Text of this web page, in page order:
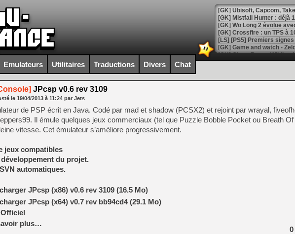
[GK] Mistfall Hunter : déjà
[GK] Wo Long 2 évolue
[GK] Crossfire : un TPS à
[LS] [PS5] Premiers
[Mo5] DOOM arrive en
[GK] Bethesda fête les 30
[GK] Roblox : l'action en
[GK] Agenda - GeForce
[LS] [PS5] ps5-y2jb-
[GK] Pourquoi Marvel
[GK] Test : Restory : Chill
[GK] GTA 6 : Rockstar
[GK] Hot Wheels Infinite
[GK] Mémoire cash -
[GK] Résultats Nintendo :
[GK] Déjà des
Emulateurs Utilitaires Traductions Divers Chat
JPcsp v0.6 rev 3109
le 19/04/2013 à 11:24 par Jets
de PSP écrit en Java. Codé par mad et shadow (PCSX2) et rejoint par wrayal,
Il émule quelques jeux commerciaux (tel que Puzzle Bobble Pocket ou Breath
vitesse. Cet émulateur s’améliore progressivement.
jeux compatibles
du projet.
automatiques.
JPcsp (x86) v0.6 rev 3109 (16.5 Mo)
JPcsp (x64) v0.7 rev bb94cd4 (29.1 Mo)
plus…
0